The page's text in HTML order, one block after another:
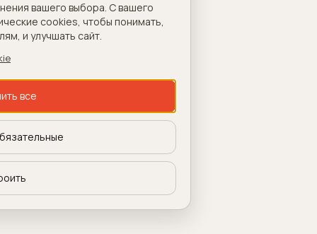
вашего выбора. С вашего
cookies, чтобы понимать,
и улучшать сайт.
все